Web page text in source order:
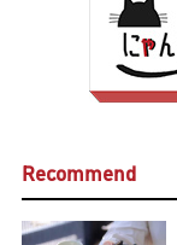
Recommend